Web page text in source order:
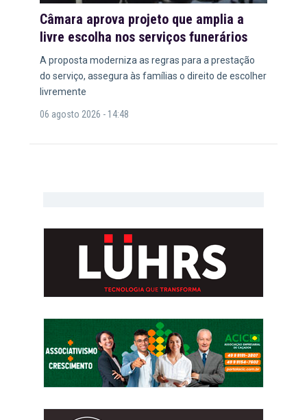
Câmara aprova projeto que amplia a
livre escolha nos serviços funerários
A proposta moderniza as regras para a prestação
do serviço, assegura às famílias o direito de escolher
livremente
06 agosto 2026 - 14:48